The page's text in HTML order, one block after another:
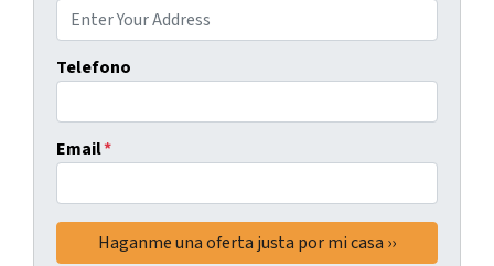
Telefono
Email*